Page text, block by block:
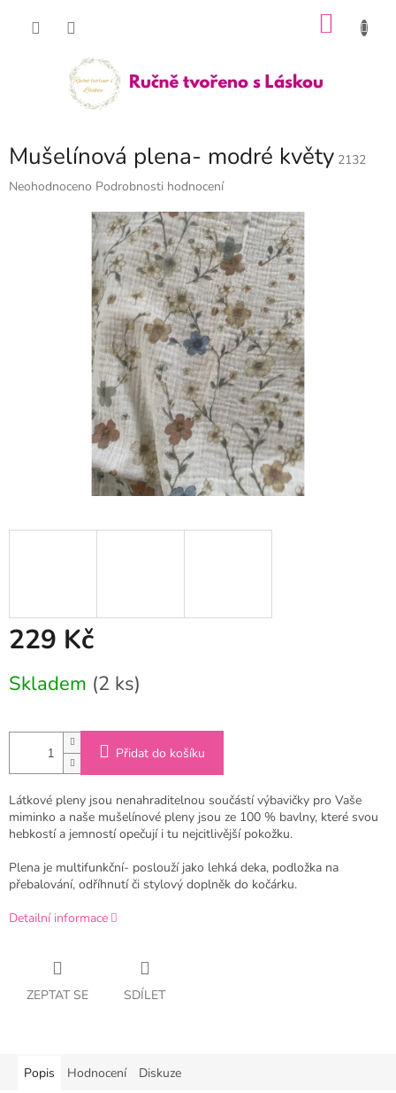
Mušelínová plena- modré květy 2132
Průměrné
Neohodnoceno Podrobnosti hodnocení
229 Kč
cena:
Skladem (2 ks)
Přidat do košíku
Látkové pleny jsou nenahraditelnou součástí výbavičky pro Vaše
miminko a naše mušelínové pleny jsou ze 100 % bavlny, které svou
hebkostí a jemností opečují i tu nejcitlivější pokožku.
Plena je multifunkční- poslouží jako lehká deka, podložka na
přebalování, odříhnutí či stylový doplněk do kočárku.
Detailní informace
ZEPTAT SE SDÍLET
Popis Hodnocení Diskuze